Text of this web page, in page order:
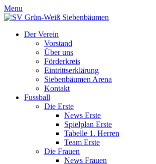
Menu
Der Verein
Vorstand
Über uns
Förderkreis
Eintrittserklärung
Siebenbäumen Arena
Kontakt
Fussball
Die Erste
News Erste
Spielplan Erste
Tabelle 1. Herren
Team Erste
Die Frauen
News Frauen